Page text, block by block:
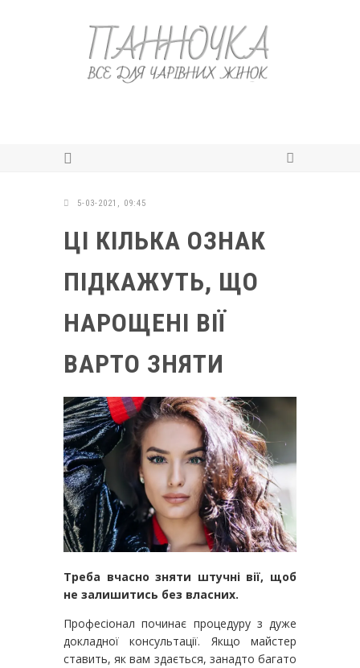
5-03-2021, 09:45
ЦІ КІЛЬКА ОЗНАК
ПІДКАЖУТЬ, ЩО
НАРОЩЕНІ ВІЇ
ВАРТО ЗНЯТИ
Треба вчасно зняти штучні вії, щоб
не залишитись без власних.
Професіонал починає процедуру з дуже
докладної консультації. Якщо майстер
ставить, як вам здається, занадто багато